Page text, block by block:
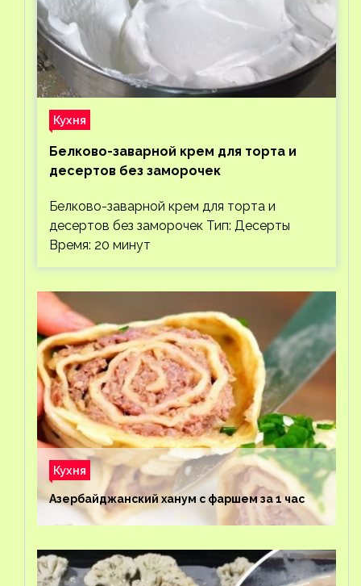
Кухня
Белково-заварной крем для торта и
десертов без заморочек
Белково-заварной крем для торта и
десертов без заморочек Тип: Десерты
Время: 20 минут
Кухня
Азербайджанский ханум с фаршем за 1 час